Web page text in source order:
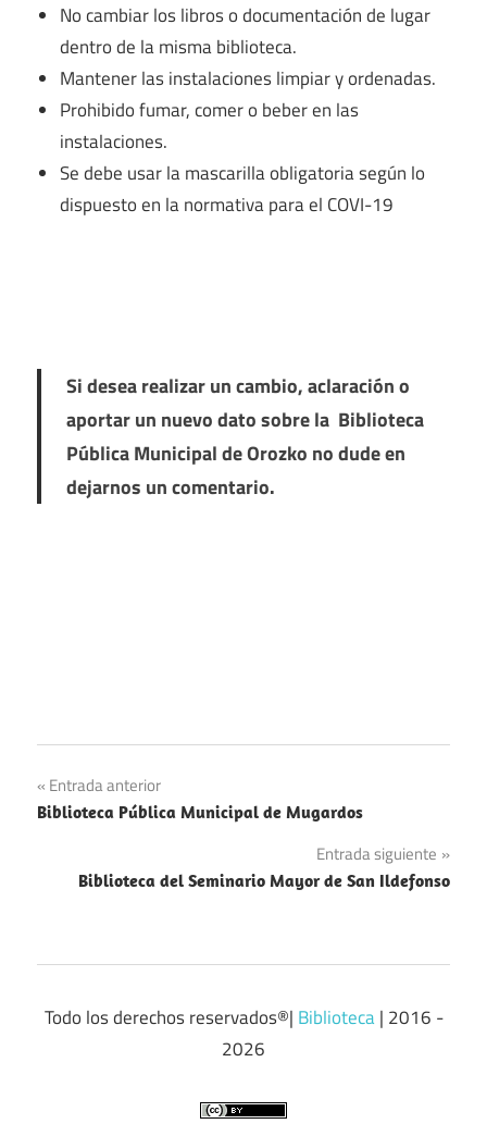
No cambiar los libros o documentación de lugar
dentro de la misma biblioteca.
Mantener las instalaciones limpiar y ordenadas.
Prohibido fumar, comer o beber en las
instalaciones.
Se debe usar la mascarilla obligatoria según lo
dispuesto en la normativa para el COVI-19
Si desea realizar un cambio, aclaración o
aportar un nuevo dato sobre la Biblioteca
Pública Municipal de Orozko no dude en
dejarnos un comentario.
Navegación
de
entradas
Entrada anterior
Biblioteca Pública Municipal de Mugardos
Entrada siguiente
Biblioteca del Seminario Mayor de San Ildefonso
Todo los derechos reservados®| Biblioteca| 2016 -
2026